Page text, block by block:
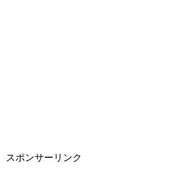
スポンサーリンク